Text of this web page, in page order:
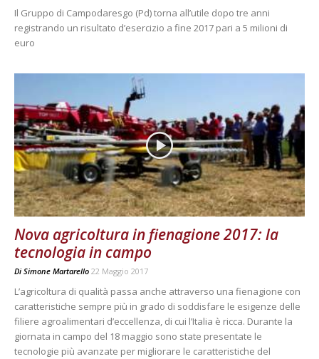
Il Gruppo di Campodaresgo (Pd) torna all’utile dopo tre anni
registrando un risultato d’esercizio a fine 2017 pari a 5 milioni di
euro
Nova agricoltura in fienagione 2017: la
tecnologia in campo
Di Simone Martarello 22 Maggio 2017
L’agricoltura di qualità passa anche attraverso una fienagione con
caratteristiche sempre più in grado di soddisfare le esigenze delle
filiere agroalimentari d’eccellenza, di cui l’Italia è ricca. Durante la
giornata in campo del 18 maggio sono state presentate le
tecnologie più avanzate per migliorare le caratteristiche del